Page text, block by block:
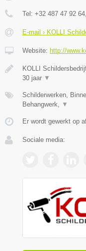
Tel: +32 487 47 92 64
E-mail › KOLLI
Website: http://
KOLLI
30 jaar ▼
Schilderwerken,
Behangwerk, ▼
Er wordt gewerkt op
Sociale media: